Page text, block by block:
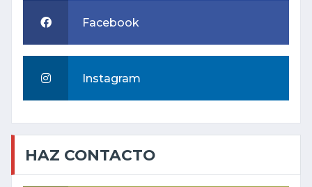
Facebook
Instagram
HAZ CONTACTO